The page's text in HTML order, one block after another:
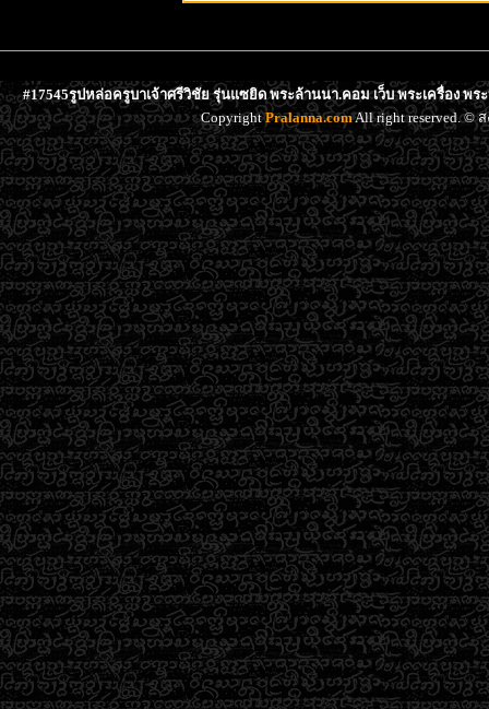
#17545รูปหล่อครูบาเจ้าศรีวิชัย รุ่นแซยิด พระล้านนา.คอม เว็บ พระเครื่อง พ
CopyrightPralanna.comAll right reserved. ©